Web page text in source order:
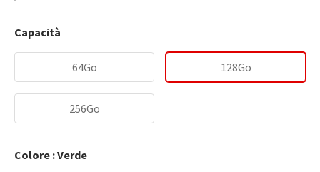
Capacità
64Go 128Go
256Go
Colore : Verde